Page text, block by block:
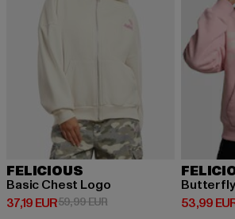
FELICIOUS
Basic Chest Logo
37,19 EUR
Derzeitiger Preis: 37,19 EUR
59,99 EURAktionspreis: 59,99 EUR
Butterfly
53,99